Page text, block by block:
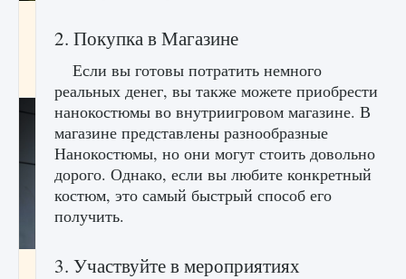
«Идет сохранение мира — Невозможно
начать сохранение данных мира»
9 августа 2024 2 711 0 0
Все новые функции в режиме карьеры EA
2. Покупка в Магазине
Если вы готовы потратить немного
реальных денег, вы также можете приобрести
нанокостюмы во внутриигровом магазине. В
магазине представлены разнообразные
Нанокостюмы, но они могут стоить довольно
дорого. Однако, если вы любите конкретный
костюм, это самый быстрый способ его
получить.
3. Участвуйте в мероприятиях